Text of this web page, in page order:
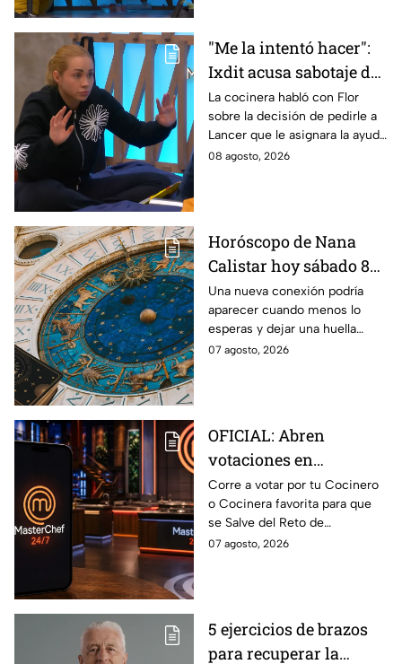
"Me la intentó hacer":
Ixdit acusa sabotaje de
Ramahá en la pasada
gala de salvación de
MasterChef 24/7
La cocinera habló con Flor
sobre la decisión de pedirle a
Lancer que le asignara la ayuda
de Ramahá y no la de Daniela
08 agosto, 2026
Horóscopo de Nana
Calistar hoy sábado 8
de agosto del 2026 para
cada signo; una
conexión inesperada
podría transformar tus
Una nueva conexión podría
aparecer cuando menos lo
esperas y dejar una huella
importante.
07 agosto, 2026
OFICIAL: Abren
votaciones en
MasterChef 24/7 para
que salves a un
Cocinero del Reto de
Eliminación de este
Corre a votar por tu Cocinero
o Cocinera favorita para que
se Salve del Reto de
Eliminación de MasterChef
07 agosto, 2026
5 ejercicios de brazos
para recuperar la